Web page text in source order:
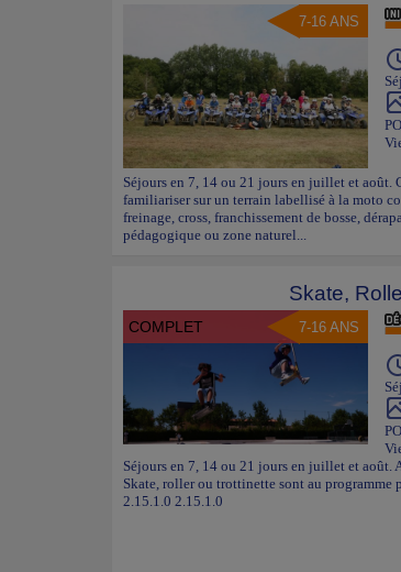
7-16 ANS
Séjours en 7, 14 ou 21 jours en juillet et août.
familiariser sur un terrain labellisé à la moto
freinage, cross, franchissement de bosse,
pédagogique ou zone naturel...
Skate,
COMPLET 7-16 ANS
Séjours en 7, 14 ou 21 jours en juillet et août.
Skate, roller ou trottinette sont au programme
2.15.1.0 2.15.1.0